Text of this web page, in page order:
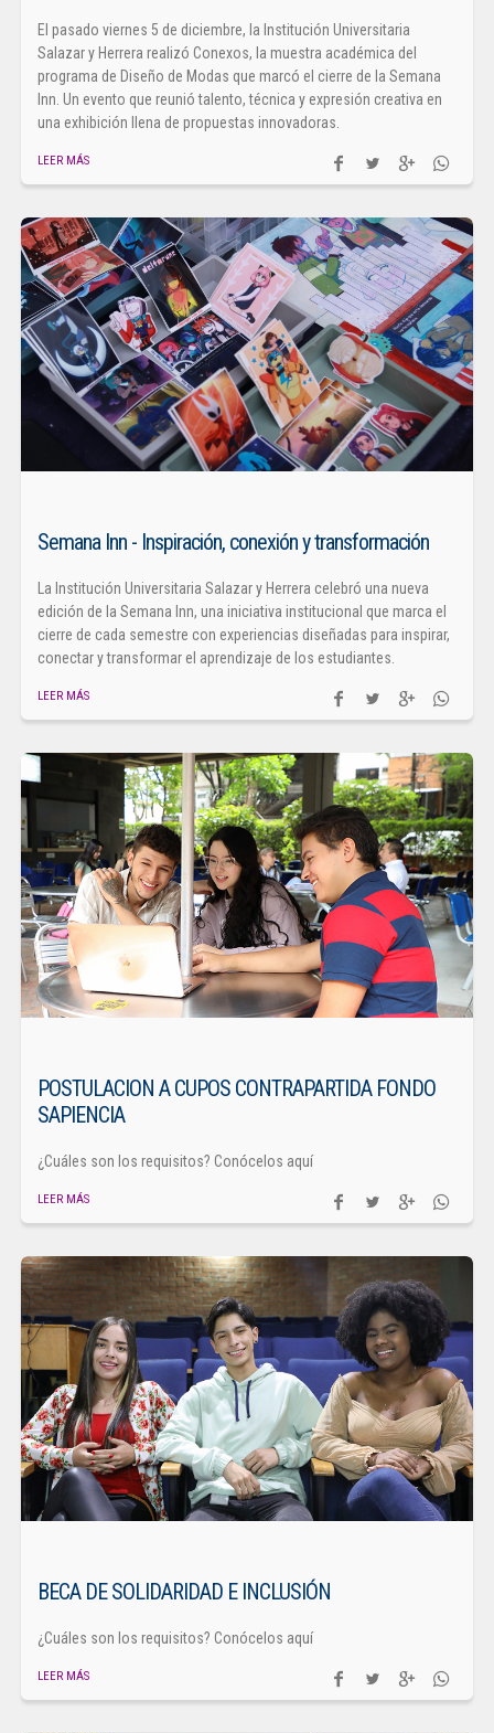
El pasado viernes 5 de diciembre, la Institución Universitaria
Salazar y Herrera realizó Conexos, la muestra académica del
programa de Diseño de Modas que marcó el cierre de la Semana
Inn. Un evento que reunió talento, técnica y expresión creativa en
una exhibición llena de propuestas innovadoras.
LEER MÁS
Semana Inn - Inspiración, conexión y transformación
La Institución Universitaria Salazar y Herrera celebró una nueva
edición de la Semana Inn, una iniciativa institucional que marca el
cierre de cada semestre con experiencias diseñadas para inspirar,
conectar y transformar el aprendizaje de los estudiantes.
LEER MÁS
POSTULACION A CUPOS CONTRAPARTIDA FONDO
SAPIENCIA
¿Cuáles son los requisitos? Conócelos aquí
LEER MÁS
BECA DE SOLIDARIDAD E INCLUSIÓN
¿Cuáles son los requisitos? Conócelos aquí
LEER MÁS